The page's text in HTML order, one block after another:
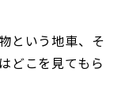
という地車、そ
どこを見てもら